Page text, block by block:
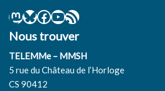
Nous trouver
TELEMMe – MMSH
5 rue du Château de l’Horloge
CS 90412